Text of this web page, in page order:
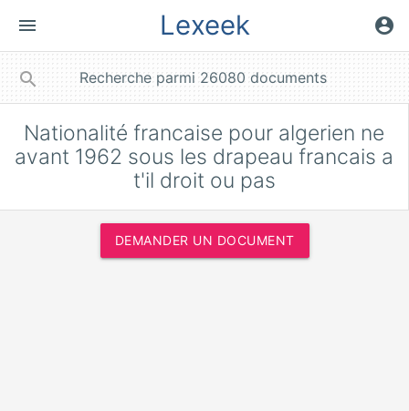
menu Lexeek account_circle
search
Nationalité francaise pour algerien ne
avant 1962 sous les drapeau francais a
t'il droit ou pas
DEMANDER UN DOCUMENT